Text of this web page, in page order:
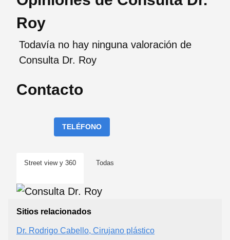
Roy
Todavía no hay ninguna valoración de
Consulta Dr. Roy
Contacto
TELÉFONO
Street view y 360 Todas
Sitios relacionados
Dr. Rodrigo Cabello, Cirujano plástico